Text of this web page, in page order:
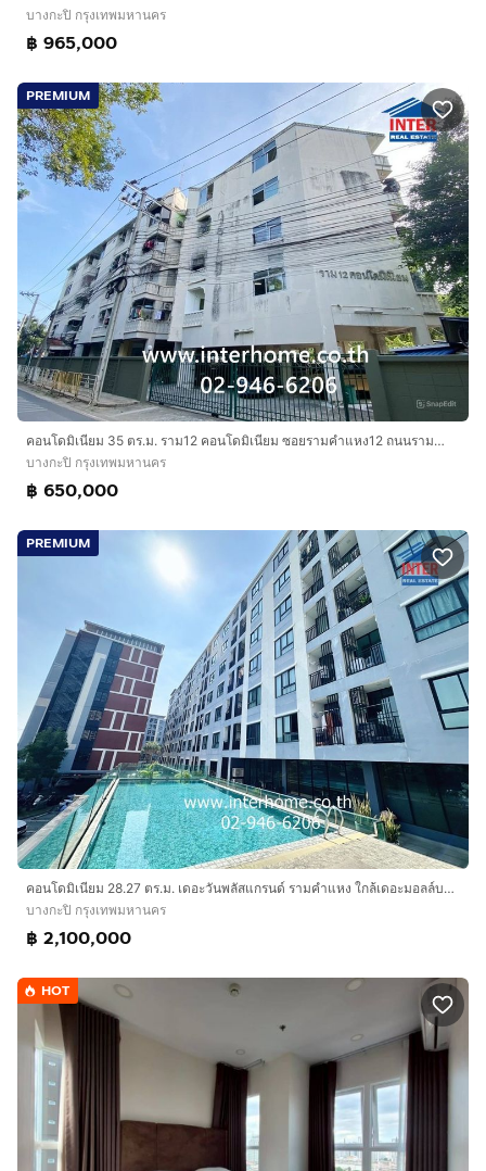
บางกะปิ กรุงเทพมหานคร
฿ 965,000
PREMIUM
คอนโดมิเนียม 35 ตร.ม. ราม12 คอนโดมิเนียม ซอยรามคำแหง12 ถนนรามคำแหง ถนนพระราม9 เขตบางกะปิ กรุงเทพมหานคร
บางกะปิ กรุงเทพมหานคร
฿ 650,000
PREMIUM
คอนโดมิเนียม 28.27 ตร.ม. เดอะวันพลัสแกรนด์ รามคำแหง ใกล้เดอะมอลล์บางกะปิ ซอยรามคำแหง32 ถนนรามคำแหง เขตบางกะปิ กรุงเทพ
บางกะปิ กรุงเทพมหานคร
฿ 2,100,000
HOT